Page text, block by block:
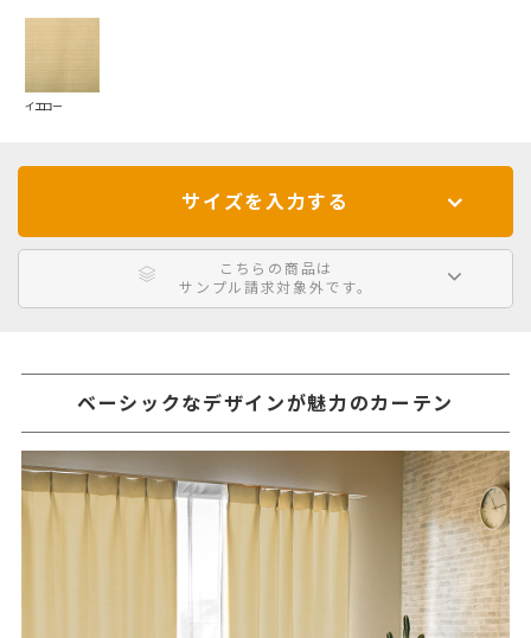
イエロー
サイズを入力する
こちらの商品は
サンプル請求対象外です。
ベーシックなデザインが魅力のカーテン